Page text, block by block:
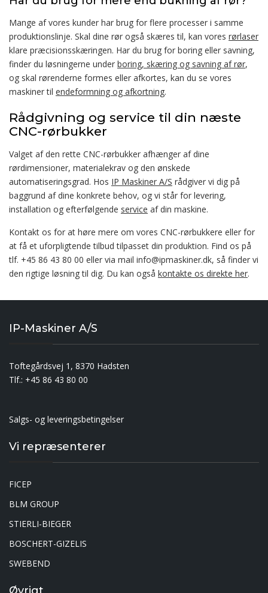
Mange af vores kunder har brug for flere processer i samme
produktionslinje. Skal dine rør også skæres til, kan vores rørlaser
klare præcisionsskæringen. Har du brug for boring eller savning,
finder du løsningerne under boring, skæring og savning af rør,
og skal rørenderne formes eller afkortes, kan du se vores
maskiner til endeformning og afkortning.
Rådgivning og service til din næste
CNC-rørbukker
Valget af den rette CNC-rørbukker afhænger af dine
rørdimensioner, materialekrav og den ønskede
automatiseringsgrad. Hos IP Maskiner A/S rådgiver vi dig på
baggrund af dine konkrete behov, og vi står for levering,
installation og efterfølgende service af din maskine.
Kontakt os for at høre mere om vores CNC-rørbukkere eller for
at få et uforpligtende tilbud tilpasset din produktion. Find os på
tlf. +45 86 43 80 00 eller via mail info@ipmaskiner.dk, så finder vi
den rigtige løsning til dig. Du kan også kontakte os direkte her.
IP-Maskiner A/S
Toftegårdsvej 1, 8370 Hadsten
Tlf.: +45 86 43 80 00
Salgs- og leveringsbetingelser
Vi repræsenterer
FICEP
BLM GROUP
STIERLI-BIEGER
BOSCHERT-GIZELIS
SWEBEND